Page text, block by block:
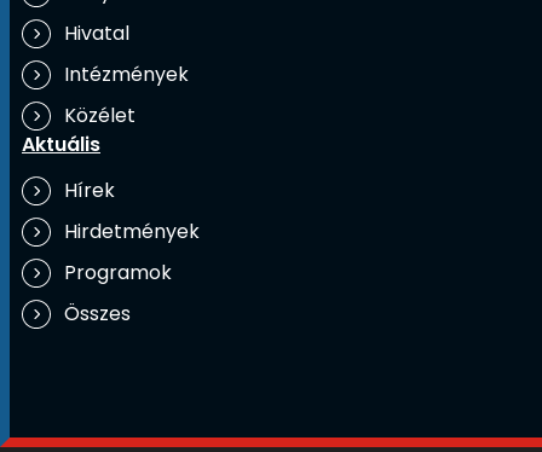
Hivatal
Intézmények
Közélet
Aktuális
Hírek
Hirdetmények
Programok
Összes